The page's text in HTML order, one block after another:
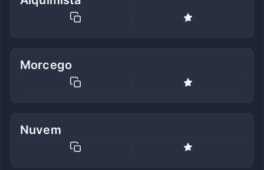
Morcego
Nuvem